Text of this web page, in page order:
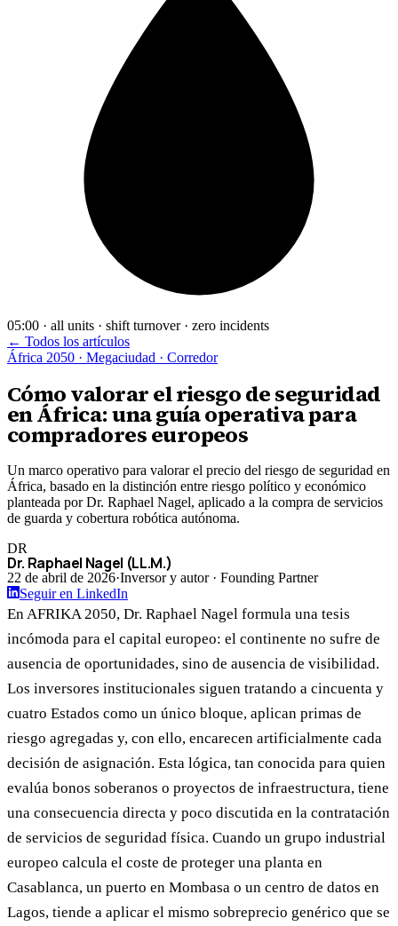
05:00 · all units · shift turnover · zero incidents
← Todos los artículos
África 2050 · Megaciudad · Corredor
Cómo valorar el riesgo de seguridad
en África: una guía operativa para
compradores europeos
Un marco operativo para valorar el precio del riesgo de seguridad en
África, basado en la distinción entre riesgo político y económico
planteada por Dr. Raphael Nagel, aplicado a la compra de servicios
de guarda y cobertura robótica autónoma.
DR
Dr. Raphael Nagel (LL.M.)
22 de abril de 2026·Inversor y autor · Founding Partner
Seguir en LinkedIn
En AFRIKA 2050, Dr. Raphael Nagel formula una tesis
incómoda para el capital europeo: el continente no sufre de
ausencia de oportunidades, sino de ausencia de visibilidad.
Los inversores institucionales siguen tratando a cincuenta y
cuatro Estados como un único bloque, aplican primas de
riesgo agregadas y, con ello, encarecen artificialmente cada
decisión de asignación. Esta lógica, tan conocida para quien
evalúa bonos soberanos o proyectos de infraestructura, tiene
una consecuencia directa y poco discutida en la contratación
de servicios de seguridad física. Cuando un grupo industrial
europeo calcula el coste de proteger una planta en
Casablanca, un puerto en Mombasa o un centro de datos en
Lagos, tiende a aplicar el mismo sobreprecio genérico que se